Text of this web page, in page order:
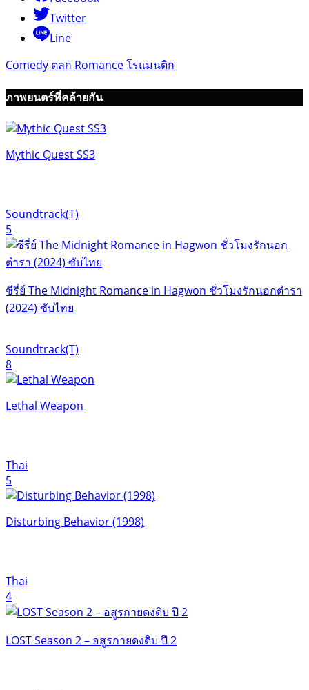
Twitter
Line
Comedy ตลก Romance โรแมนติก
ภาพยนตร์ที่คล้ายกัน
Mythic Quest SS3
Soundtrack(T)
5
ซีรี่ย์ The Midnight Romance in Hagwon ชั่วโมงรักนอกตำรา
(2024) ซับไทย
Soundtrack(T)
8
Lethal Weapon
Thai
5
Disturbing Behavior (1998)
Thai
4
LOST Season 2 – อสูรกายดงดิบ ปี 2